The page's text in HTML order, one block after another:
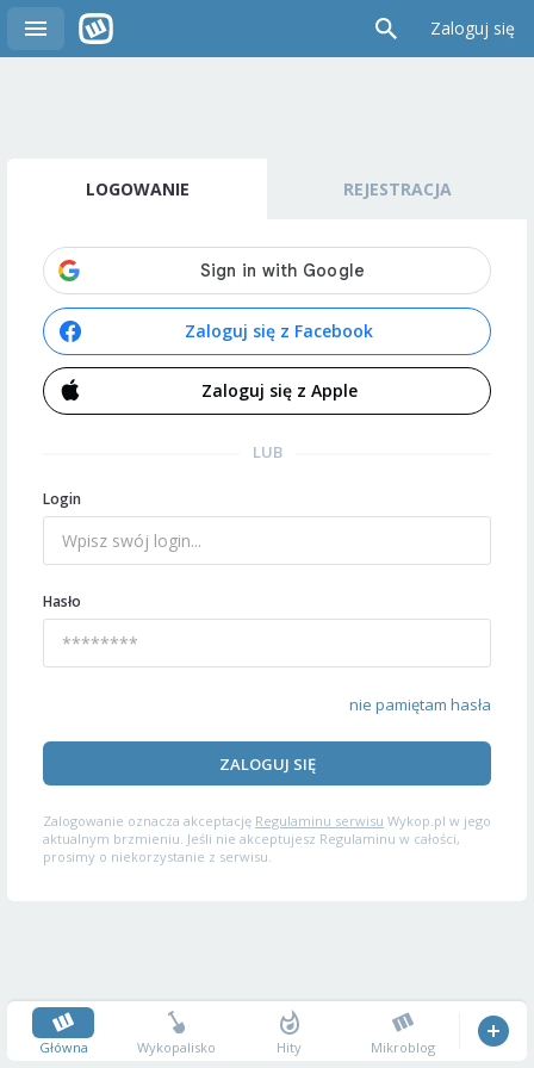
Zaloguj się
LOGOWANIE REJESTRACJA
Zaloguj się z Facebook
Zaloguj się z Apple
LUB
Login
Hasło
nie pamiętam hasła
ZALOGUJ SIĘ
Zalogowanie oznacza akceptację Regulaminu serwisu Wykop.pl w jego
aktualnym brzmieniu. Jeśli nie akceptujesz Regulaminu w całości,
prosimy o niekorzystanie z serwisu.
Główna Wykopalisko Hity Mikroblog